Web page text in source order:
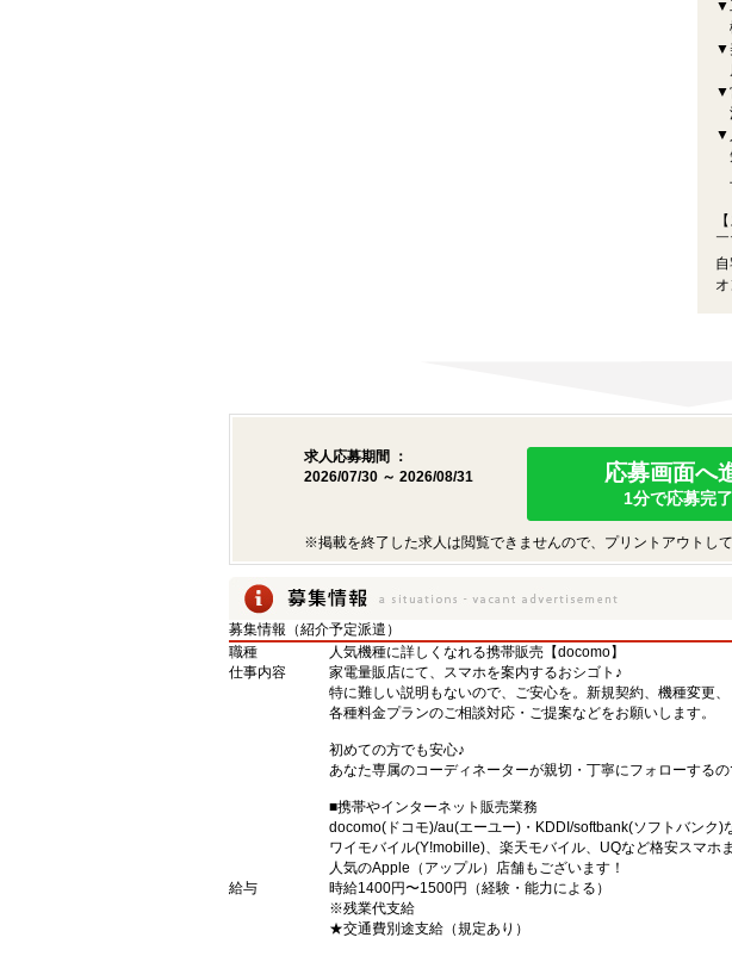
▼
▼
▼
▼
求人応募期間 ：
2026/07/30 ～ 2026/08/31
応募画面へ
1分で応募完
※掲載を終了した求人は閲覧できませんので、プリントアウトして
募集情報（紹介予定派遣）
職種
人気機種に詳しくなれる携帯販売【docomo】
仕事内容
家電量販店にて、スマホを案内するおシゴト♪
特に難しい説明もないので、ご安心を。新規契約、機種変更、
各種料金プランのご相談対応・ご提案などをお願いします。
初めての方でも安心♪
あなた専属のコーディネーターが親切・丁寧にフォローする
■携帯やインターネット販売業務
docomo(ドコモ)/au(エーユー)・KDDI/softbank(ソフトバンク)
ワイモバイル(Y!mobille)、楽天モバイル、UQなど格安スマホ
人気のApple（アップル）店舗もございます！
給与
時給1400円〜1500円（経験・能力による）
※残業代支給
★交通費別途支給（規定あり）